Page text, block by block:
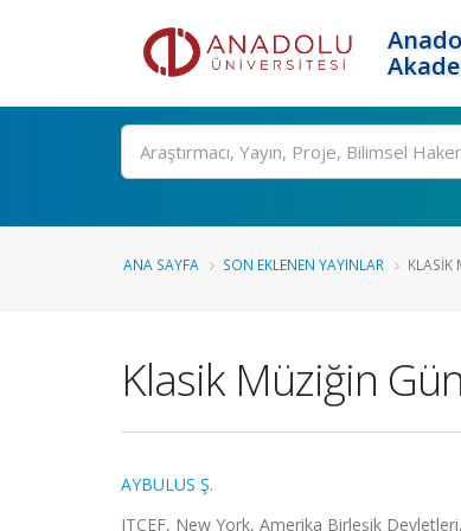
Ara
ANA SAYFA SON EKLENEN YAYINLAR KLASIK
Klasik Müziğin
AYBULUS Ş.
ITCEF, New York, Amerika Birleşik